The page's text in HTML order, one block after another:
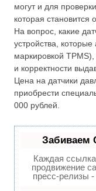
могут и для
которая
На вопрос, какие
устройства,
маркировкой
и корректности
Цена на датчики
приобрести
000 рублей.
Забиваем
Каждая
продвижение
пресс-релизы